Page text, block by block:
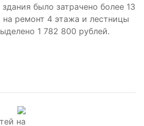
было затрачено более 13
ремонт 4 этажа и лестницы
1 782 800 рублей.
на